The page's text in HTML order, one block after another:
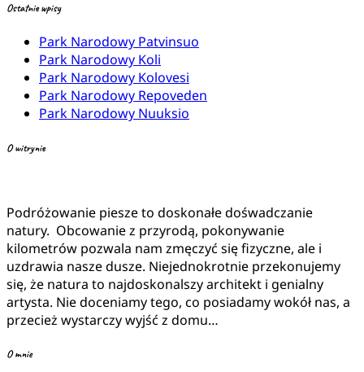
Ostatnie wpisy
Park Narodowy Patvinsuo
Park Narodowy Koli
Park Narodowy Kolovesi
Park Narodowy Repoveden
Park Narodowy Nuuksio
O witrynie
Podróżowanie piesze to doskonałe dośwadczanie
natury. Obcowanie z przyrodą, pokonywanie
kilometrów pozwala nam zmęczyć się fizyczne, ale i
uzdrawia nasze dusze. Niejednokrotnie przekonujemy
się, że natura to najdoskonalszy architekt i genialny
artysta. Nie doceniamy tego, co posiadamy wokół nas, a
przecież wystarczy wyjść z domu…
O mnie